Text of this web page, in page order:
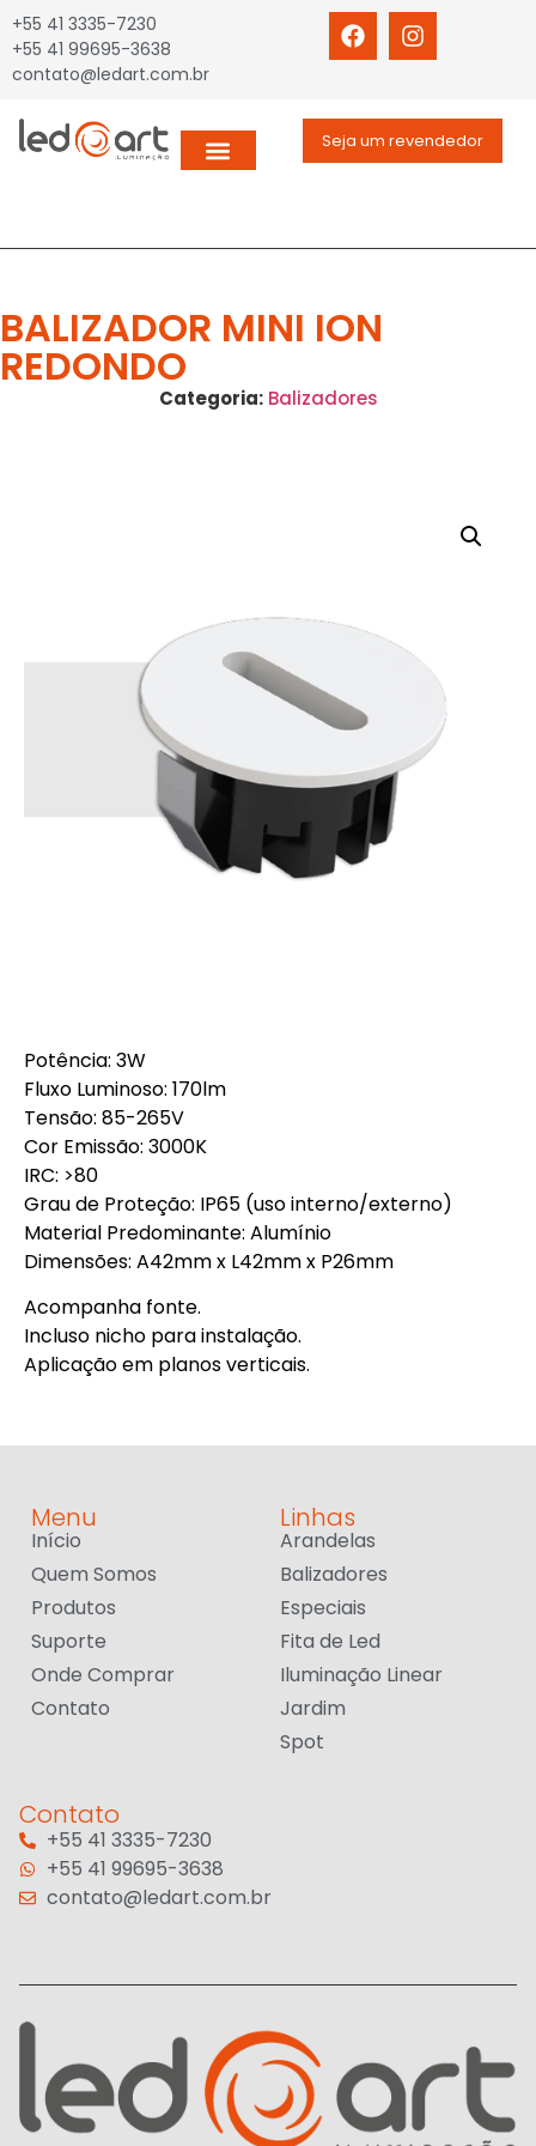
+55 41 3335-7230
+55 41 99695-3638
contato@ledart.com.br
Seja um revendedor
BALIZADOR MINI ION
REDONDO
Categoria: Balizadores
Potência: 3W
Fluxo Luminoso: 170lm
Tensão: 85-265V
Cor Emissão: 3000K
IRC: >80
Grau de Proteção: IP65 (uso interno/externo)
Material Predominante: Alumínio
Dimensões: A42mm x L42mm x P26mm
Acompanha fonte.
Incluso nicho para instalação.
Aplicação em planos verticais.
Menu
Início
Quem Somos
Produtos
Suporte
Onde Comprar
Contato
Linhas
Arandelas
Balizadores
Especiais
Fita de Led
Iluminação Linear
Jardim
Spot
Contato
+55 41 3335-7230
+55 41 99695-3638
contato@ledart.com.br